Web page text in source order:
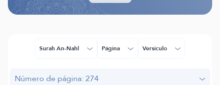
Surah An-Nahl Página Versículo
Número de página: 274